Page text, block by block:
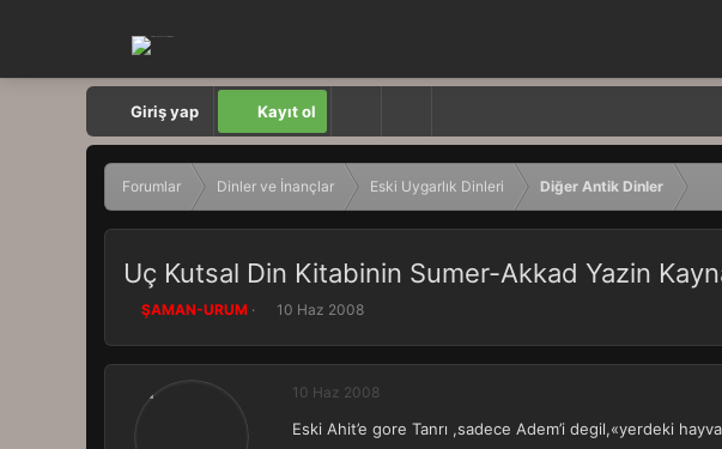
Giriş yap Kayıt ol
Forumlar Dinler ve İnançlar Eski Uygarlık Dinleri Diğer Antik Dinler
Uç Kutsal Din Kitabinin Sumer-Akkad Yazin
K
n
y
ŞAMAN-URUM
B
ş
10 Haz 2008
10 Haz 2008
Eski Ahit’e gore Tanrı ,sadece Adem’i degil,«yerdeki